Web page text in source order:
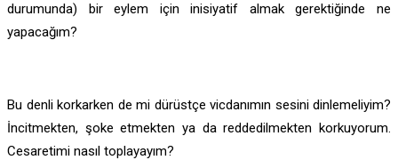
durumunda) bir eylem için inisiyatif almak gerektiğinde ne
yapacağım?
Bu denli korkarken de mi dürüstçe vicdanımın sesini dinlemeliyim?
İncitmekten, şoke etmekten ya da reddedilmekten korkuyorum.
Cesaretimi nasıl toplayayım?